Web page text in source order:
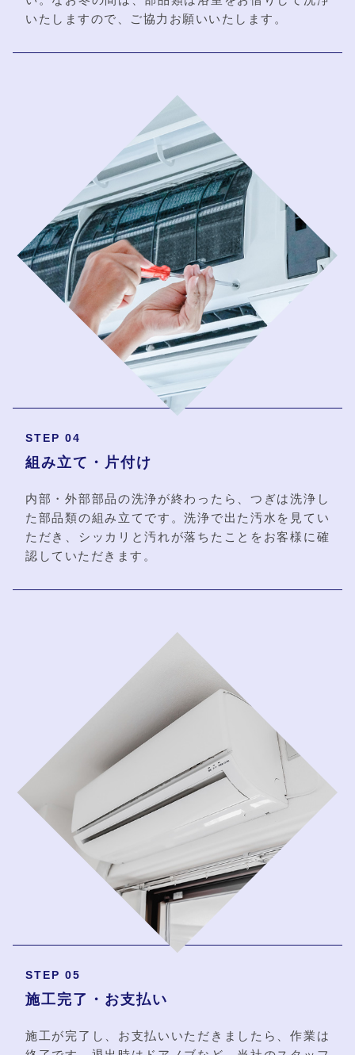
いたしますので、ご協力お願いいたします。
STEP 04
組み立て・片付け
内部・外部部品の洗浄が終わったら、つぎは洗浄し
た部品類の組み立てです。洗浄で出た汚水を見てい
ただき、シッカリと汚れが落ちたことをお客様に確
認していただきます。
STEP 05
施工完了・お支払い
施工が完了し、お支払いいただきましたら、作業は